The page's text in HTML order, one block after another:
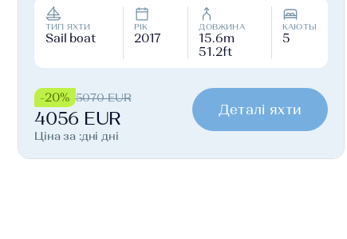
ТИП ЯХТИ
Sail boat
РІК
2017
ДОВЖИНА
15.6m
51.2ft
КАЮТЫ
5
-20% 5070 EUR
4056 EUR
Ціна за :дні дні
Деталі яхти